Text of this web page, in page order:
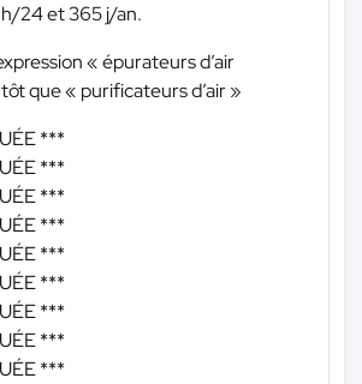
24 et 365 j/an.
« épurateurs d’air
que « purificateurs d’air »
***
***
***
***
***
***
***
***
***